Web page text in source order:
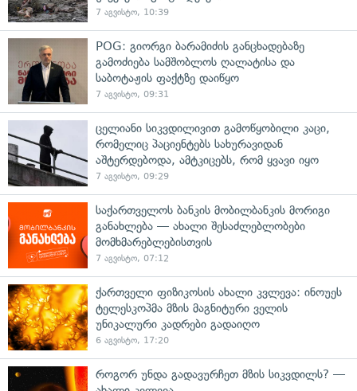
7 აგვისტო, 10:39
POG: გიორგი ბარამიძის განცხადებაზე
გამოძიება სამშობლოს ღალატისა და
საბოტაჟის ფაქტზე დაიწყო
7 აგვისტო, 09:31
ცელიანი სიკვდილივით გამოწყობილი კაცი,
რომელიც პაციენტებს სახურავიდან
აშტერდებოდა, ამტკიცებს, რომ ყვავი იყო
7 აგვისტო, 09:29
საქართველოს ბანკის მობილბანკის მორიგი
განახლება — ახალი შესაძლებლობები
მომხმარებლებისთვის
7 აგვისტო, 07:12
ქართველი ფიზიკოსის ახალი კვლევა: ინოუეს
ტელესკოპმა მზის მაგნიტური ველის
უნიკალური კადრები გადაიღო
6 აგვისტო, 17:20
როგორ უნდა გადავურჩეთ მზის სიკვდილს? —